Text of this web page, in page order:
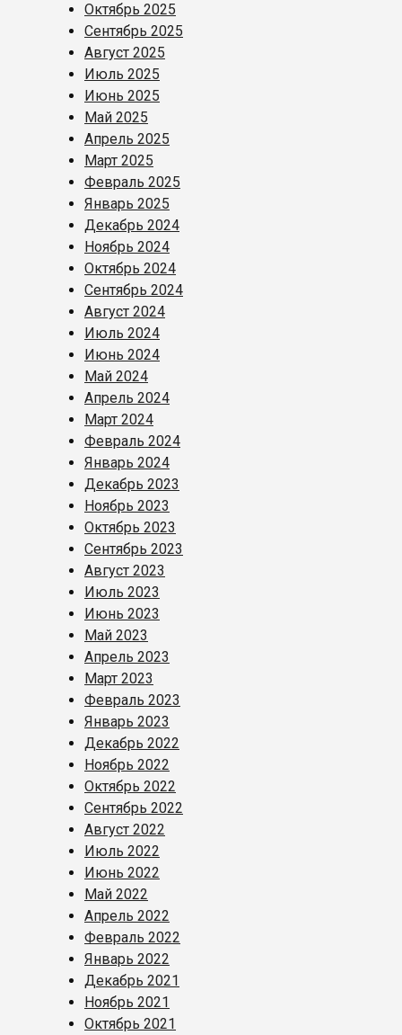
Октябрь 2025
Сентябрь 2025
Август 2025
Июль 2025
Июнь 2025
Май 2025
Апрель 2025
Март 2025
Февраль 2025
Январь 2025
Декабрь 2024
Ноябрь 2024
Октябрь 2024
Сентябрь 2024
Август 2024
Июль 2024
Июнь 2024
Май 2024
Апрель 2024
Март 2024
Февраль 2024
Январь 2024
Декабрь 2023
Ноябрь 2023
Октябрь 2023
Сентябрь 2023
Август 2023
Июль 2023
Июнь 2023
Май 2023
Апрель 2023
Март 2023
Февраль 2023
Январь 2023
Декабрь 2022
Ноябрь 2022
Октябрь 2022
Сентябрь 2022
Август 2022
Июль 2022
Июнь 2022
Май 2022
Апрель 2022
Февраль 2022
Январь 2022
Декабрь 2021
Ноябрь 2021
Октябрь 2021